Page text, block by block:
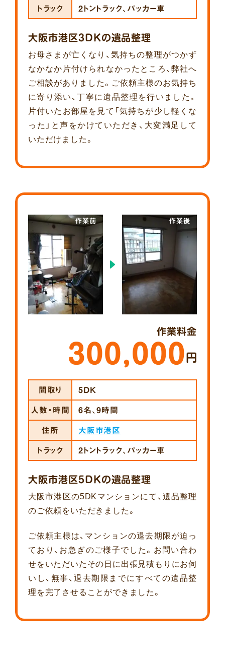
大阪市港区3DKの遺品整理
お母さまが亡くなり、気持ちの整理がつかず
なかなか片付けられなかったところ、弊社へ
ご相談がありました。ご依頼主様のお気持ち
に寄り添い、丁寧に遺品整理を行いました。
片付いたお部屋を見て「気持ちが少し軽くな
った」と声をかけていただき、大変満足して
いただけました。
トラック 2トントラック、パッカー車
大阪市港区5DKの遺品整理
大阪市港区の5DKマンションにて、遺品整理
のご依頼をいただきました。
ご依頼主様は、マンションの退去期限が迫っ
ており、お急ぎのご様子でした。お問い合わ
せをいただいたその日に出張見積もりにお伺
いし、無事、退去期限までにすべての遺品整
理を完了させることができました。
作業料金
300,000円
作業前 作業後
間取り 5DK
人数・時間 6名、9時間
住所 大阪市港区
トラック 2トントラック、パッカー車